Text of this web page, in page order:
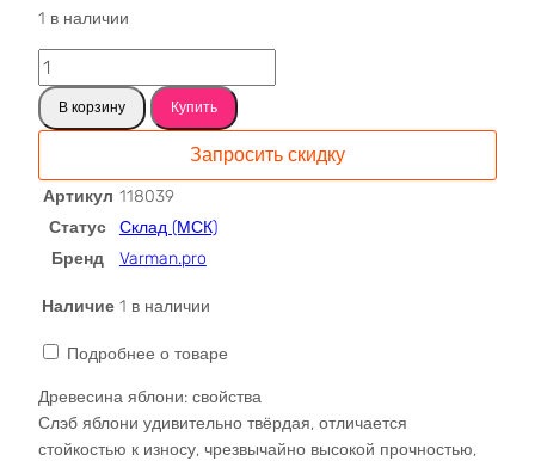
1 в наличии
Количество
товара
Яблоня
крымская
118039
В корзину Купить
Запросить скидку
Артикул 118039
Статус
Склад (МСК)
Бренд
Varman.pro
Наличие 1 в наличии
Подробнее о товаре
Древесина яблони: свойства
Слэб яблони удивительно твёрдая, отличается
стойкостью к износу, чрезвычайно высокой прочностью,